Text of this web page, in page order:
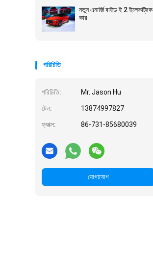
নতুন এনার্জি বাইড ই 2 ইলেকট্রিক
কার
পরিচিতি
পরিচিতি: Mr. Jason Hu
টেল: 13874997827
ফ্যাক্স: 86-731-85680039
যোগাযোগ